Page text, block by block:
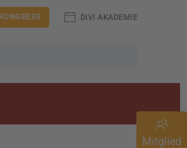
DIVI AKADEMIE
Mitglied